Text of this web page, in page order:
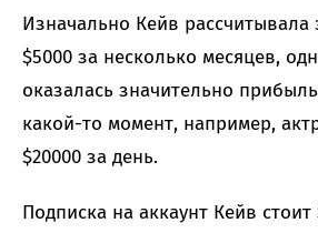
Изначально Кейв рассчитывала
$5000 за несколько месяцев,
оказалась значительно
какой-то момент, например,
$20000 за день.
Подписка на аккаунт Кейв